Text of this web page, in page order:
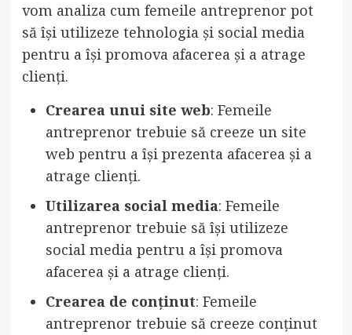
vom analiza cum femeile antreprenor pot
să își utilizeze tehnologia și social media
pentru a își promova afacerea și a atrage
clienți.
Crearea unui site web: Femeile
antreprenor trebuie să creeze un site
web pentru a își prezenta afacerea și a
atrage clienți.
Utilizarea social media: Femeile
antreprenor trebuie să își utilizeze
social media pentru a își promova
afacerea și a atrage clienți.
Crearea de conținut: Femeile
antreprenor trebuie să creeze conținut